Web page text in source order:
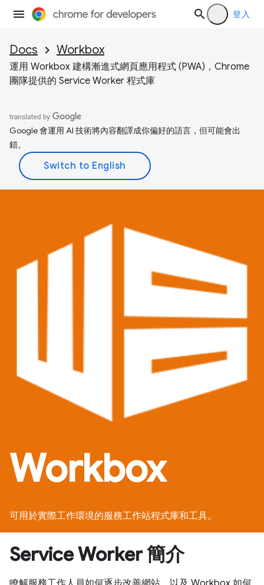
登入
Docs Workbox
運用 Workbox 建構漸進式網頁應用程式 (PWA)，Chrome
團隊提供的 Service Worker 程式庫
Google 會運用 AI 技術將內容翻譯成你偏好的語言，但可能會出
錯。
Workbox
可用於實際工作環境的服務工作站程式庫和工具。
Service Worker 簡介